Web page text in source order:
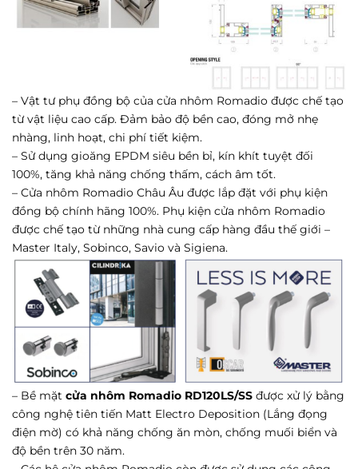
– Vật tư phụ đồng bộ của cửa nhôm Romadio được chế tạo
từ vật liệu cao cấp. Đảm bảo độ bền cao, đóng mở nhẹ
nhàng, linh hoạt, chi phí tiết kiệm.
– Sử dụng gioăng EPDM siêu bền bỉ, kín khít tuyệt đối
100%, tăng khả năng chống thấm, cách âm tốt.
– Cửa nhôm Romadio Châu Âu được lắp đặt với phụ kiện
đồng bộ chính hãng 100%. Phụ kiện cửa nhôm Romadio
được chế tạo từ những nhà cung cấp hàng đầu thế giới –
Master Italy, Sobinco, Savio và Sigiena.
– Bề mặt cửa nhôm Romadio RD120LS/SS được xử lý bằng
công nghệ tiên tiến Matt Electro Deposition (Lắng đọng
điện mờ) có khả năng chống ăn mòn, chống muối biển và
độ bền trên 30 năm.